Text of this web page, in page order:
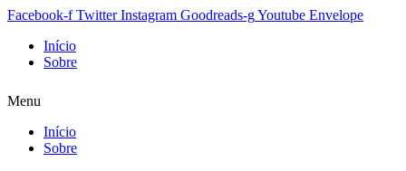
Facebook-f Twitter Instagram Goodreads-gYoutube Envelope
Início
Sobre
Menu
Início
Sobre